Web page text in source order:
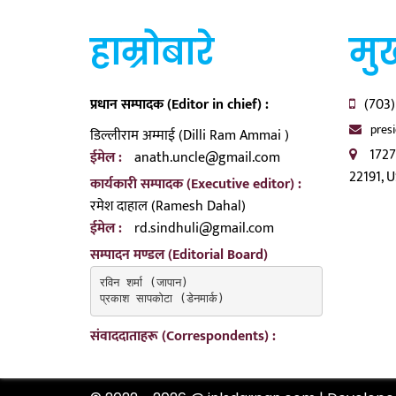
हाम्रोबारे
प्रधान सम्पादक (Editor in chief) :
डिल्लीराम अम्माई (Dilli Ram Ammai )
ईमेल : anath.uncle@gmail.com
कार्यकारी सम्पादक (Executive editor) :
रमेश दाहाल (Ramesh Dahal)
ईमेल : rd.sindhuli@gmail.com
सम्पादन मण्डल (Editorial Board)
रविन शर्मा (जापान)
प्रकाश सापकोटा (डेनमार्क)
संवाददाताहरू (Correspondents) :
22191,